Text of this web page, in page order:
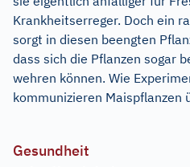
Krankheitserreger. Doch ein
sorgt in diesen beengten
dass sich die Pflanzen sogar
wehren können. Wie
kommunizieren Maispflanzen
Gesundheit